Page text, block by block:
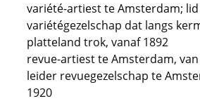
variété-artiest te Amsterdam;
variétégezelschap dat langs
platteland trok, vanaf 1892
revue-artiest te Amsterdam,
leider revuegezelschap te
1920